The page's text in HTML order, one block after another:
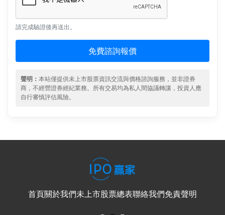
請完成驗證後再送出。
免費諮詢報價
聲明： 本站僅提供未上市股票資訊交流與價格諮詢服務，並非證券
商，不經營證券經紀業務。所有交易均為私人間協議轉讓，投資人應
自行審慎評估風險。
首頁關於我們未上市股票總表聯絡我們免責聲明